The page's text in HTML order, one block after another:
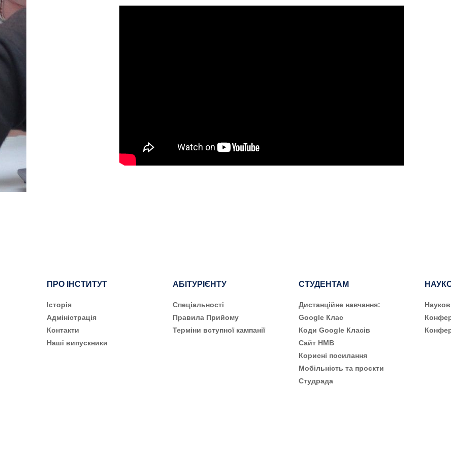
ПРО ІНСТИТУТ
Історія
Адміністрація
Контакти
Наші випускники
АБІТУРІЄНТУ
Cпеціальності
Правила Прийому
Терміни вступної кампанії
СТУДЕНТАМ
Дистанційне навчання:
Google Клас
Коди Google Класів
Сайт НМВ
Корисні посилання
Мобільність та проєкти
Студрада